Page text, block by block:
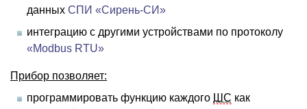
данных СПИ «Сирень-СИ»
интеграцию с другими устройствами по протоколу
«Modbus RTU»
Прибор позволяет:
программировать функцию каждого ШС как